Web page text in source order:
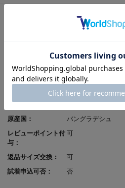
HR8201-BLA-250
BLACK
発売シーズン：
2025A/W
ｱｯﾊﾟｰ材料：
本革
EVA
製法：
サイドマッケイ
原産国：
バングラデシュ
レビューポイント付
与：
可
返品サイズ交換：
可
試着申込可否：
否